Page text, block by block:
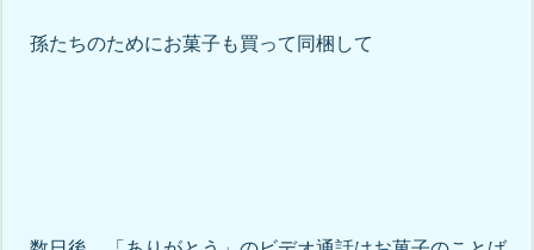
孫たちのためにお菓子も買って同梱して